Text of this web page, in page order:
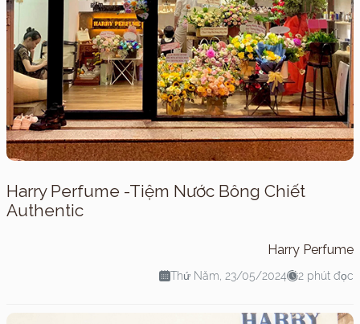
Harry Perfume -Tiệm Nước Bông Chiết
Authentic
Harry Perfume
Thứ Năm, 23/05/2024 2 phút đọc